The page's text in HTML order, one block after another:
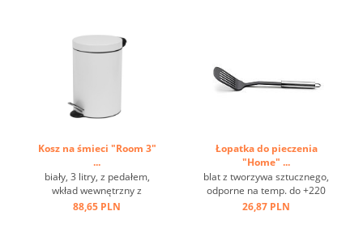
Kosz na śmieci "Room 3"
...
biały, 3 litry, z pedałem,
wkład wewnętrzny z
tworzywa sztucznego ...
88,65 PLN
Łopatka do pieczenia
"Home" ...
blat z tworzywa sztucznego,
odporne na temp. do +220
st.C, stal nierdzewna, oczko
26,87 PLN